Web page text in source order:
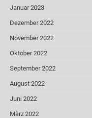
Januar 2023
Dezember 2022
November 2022
Oktober 2022
September 2022
August 2022
Juni 2022
März 2022